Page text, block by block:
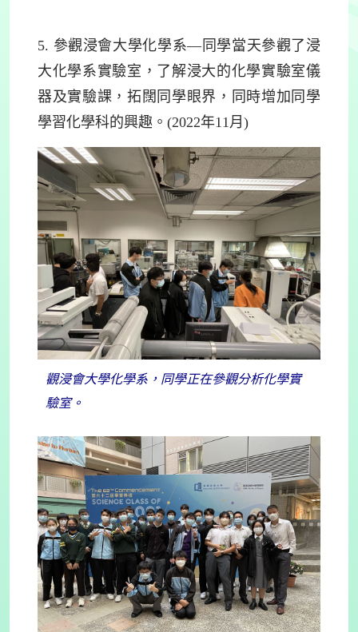
5. 參觀浸會大學化學系—同學當天參觀了浸
大化學系實驗室，了解浸大的化學實驗室儀
器及實驗課，拓闊同學眼界，同時增加同學
學習化學科的興趣。(2022年11月)
觀浸會大學化學系，同學正在參觀分析化學實
驗室。